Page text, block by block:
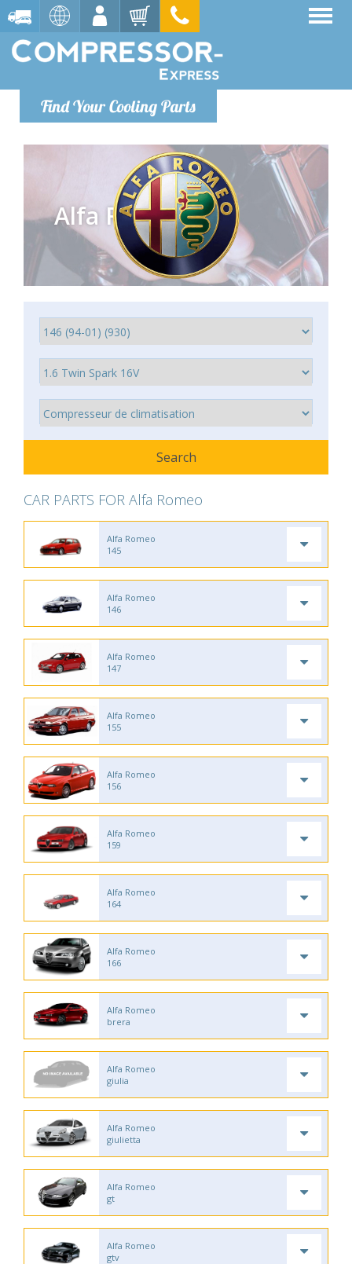
Find Your Cooling Parts
Alfa Romeo
CAR PARTS FOR Alfa Romeo
Alfa Romeo
145
Alfa Romeo
146
Alfa Romeo
147
Alfa Romeo
155
Alfa Romeo
156
Alfa Romeo
159
Alfa Romeo
164
Alfa Romeo
166
Alfa Romeo
brera
Alfa Romeo
giulia
Alfa Romeo
giulietta
Alfa Romeo
gt
Alfa Romeo
gtv